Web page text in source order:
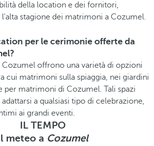
della location e dei fornitori,
stagione dei matrimoni a Cozumel.
per le cerimonie offerte da
offrono una varietà di opzioni
cui matrimoni sulla spiaggia, nei giardini
per matrimoni di Cozumel. Tali spazi
a qualsiasi tipo di celebrazione,
ai grandi eventi.
IL TEMPO
meteo a Cozumel